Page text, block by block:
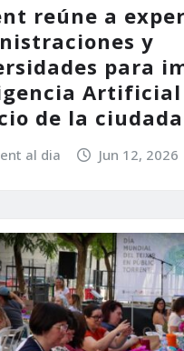
reúne a
y
para
de la
al dia Jun 12, 2026